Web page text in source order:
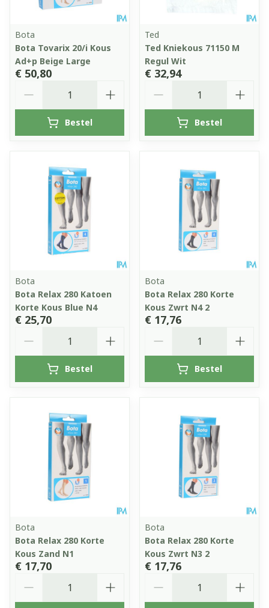
Bota
Bota Tovarix 20/i Kous
Ad+p Beige Large
€ 50,80
Bestel
Ted
Ted Kniekous 71150 M
Regul Wit
€ 32,94
Bestel
Bota
Bota Relax 280 Katoen
Korte Kous Blue N4
€ 25,70
Bestel
Bota
Bota Relax 280 Korte
Kous Zwrt N4 2
€ 17,76
Bestel
Bota
Bota Relax 280 Korte
Kous Zand N1
€ 17,70
Bota
Bota Relax 280 Korte
Kous Zwrt N3 2
€ 17,76